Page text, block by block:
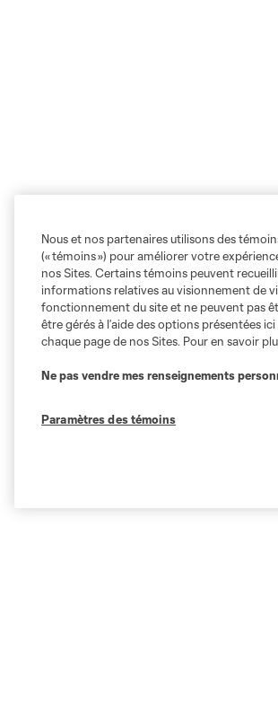
Nous et nos partenaires utilisons des
(« témoins ») pour améliorer votre
nos Sites. Certains témoins peuvent
informations relatives au visionnement de
fonctionnement du site et ne peuvent pas
être gérés à l’aide des options présentées
chaque page de nos Sites. Pour en savoir
Ne pas vendre mes renseignements
Paramètres des témoins